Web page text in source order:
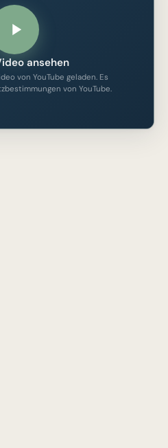
ansehen
von YouTube geladen. Es
von YouTube.